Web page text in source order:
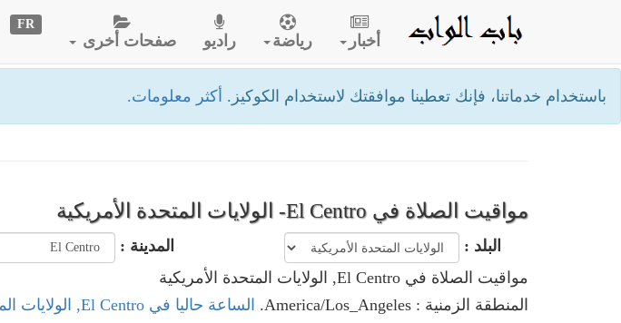
باستخدام خدماتنا، فإنك تعطينا موافقتك لاستخدام الكوكيز. أكثر معلومات.
أخبار رياضة راديو صفحات أخرى
FR
مواقيت الصلاة في El Centro- الولايات المتحدة الأمريكية
البلد :
المدينة :
مواقيت الصلاة في El Centro, الولايات المتحدة الأمريكية
المنطقة الزمنية : America/Los_Angeles.
الساعة حاليا في El Centro, الولايات المتحدة الأمريكية